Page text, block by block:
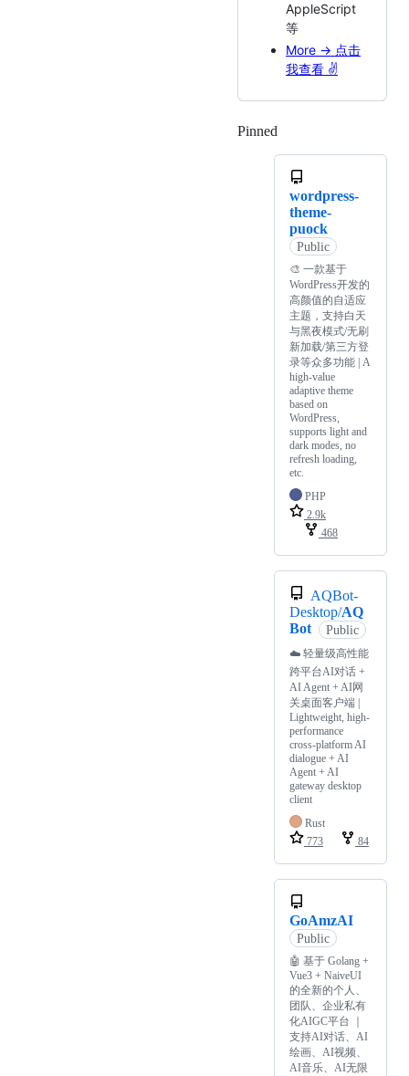
AppleScript
等
More -> 点击
我查看 ✌️
Pinned
wordpress-
theme-
puock
Public
🎨 一款基于
WordPress开发的
高颜值的自适应
主题，支持白天
与黑夜模式/无刷
新加载/第三方登
录等众多功能 | A
high-value
adaptive theme
based on
WordPress,
supports light and
dark modes, no
refresh loading,
etc.
PHP
2.9k
468
AQBot-
Desktop/AQ
Bot
Public
☁️ 轻量级高性能
跨平台AI对话 +
AI Agent + AI网
关桌面客户端 |
Lightweight, high-
performance
cross-platform AI
dialogue + AI
Agent + AI
gateway desktop
client
Rust
773
84
GoAmzAI
Public
🤖️ 基于 Golang +
Vue3 + NaiveUI
的全新的个人、
团队、企业私有
化AIGC平台 ｜
支持AI对话、AI
绘画、AI视频、
AI音乐、AI无限